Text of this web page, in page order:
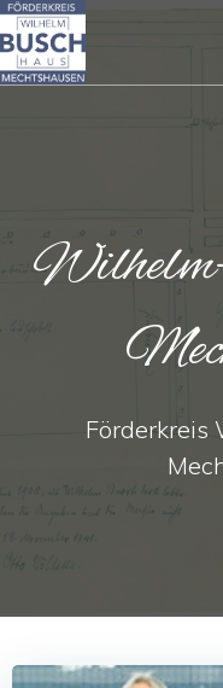
Förderkreis